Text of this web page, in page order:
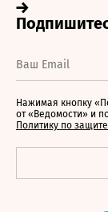
Нажимая кнопку
от «Ведомости» и
Политику по